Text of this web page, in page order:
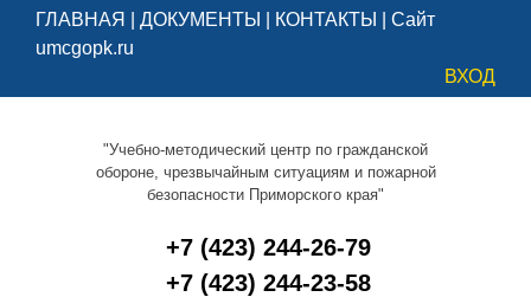
ГЛАВНАЯ ДОКУМЕНТЫ КОНТАКТЫ
Сайт
umcgopk.ru
ВХОД
"Учебно-методический центр по гражданской
обороне, чрезвычайным ситуациям и пожарной
безопасности Приморского края"
+7 (423) 244-26-79
+7 (423) 244-23-58